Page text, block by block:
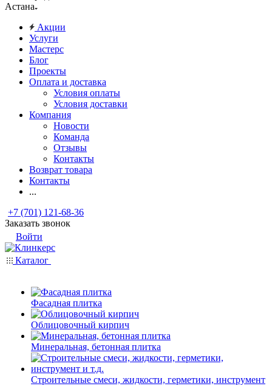
Астана
Акции
Услуги
Мастерс
Блог
Проекты
Оплата и доставка
Условия оплаты
Условия доставки
Компания
Новости
Команда
Отзывы
Контакты
Возврат товара
Контакты
...
+7 (701) 121-68-36
Заказать звонок
Войти
Каталог
Фасадная плитка
Облицовочный кирпич
Минеральная, бетонная плитка
Строительные смеси, жидкости, герметики, инструмент